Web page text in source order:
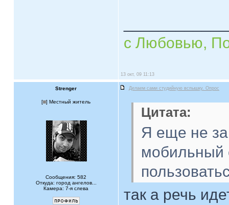
с Любовью,
13 окт, 09 11:13
Strenger Делаем сами студийную вспышку. Опрос
[ ] Местный житель
Сообщения: 582
Откуда: город ангелов...
Камера: 7-я слева
Цитата:
Я еще не
мобильный
так а речь